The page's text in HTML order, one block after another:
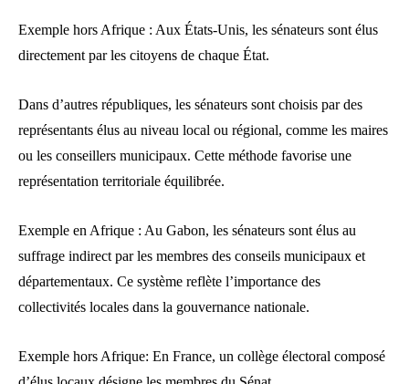
Exemple hors Afrique : Aux États-Unis, les sénateurs sont élus
directement par les citoyens de chaque État.
Dans d’autres républiques, les sénateurs sont choisis par des
représentants élus au niveau local ou régional, comme les maires
ou les conseillers municipaux. Cette méthode favorise une
représentation territoriale équilibrée.
Exemple en Afrique : Au Gabon, les sénateurs sont élus au
suffrage indirect par les membres des conseils municipaux et
départementaux. Ce système reflète l’importance des
collectivités locales dans la gouvernance nationale.
Exemple hors Afrique: En France, un collège électoral composé